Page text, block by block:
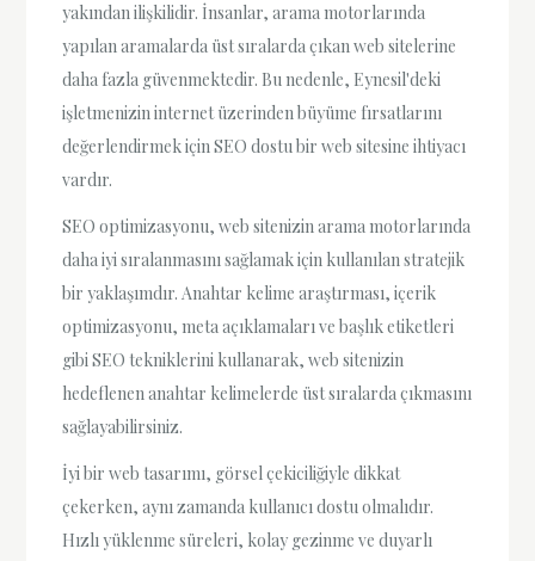
yakından ilişkilidir. İnsanlar, arama motorlarında
yapılan aramalarda üst sıralarda çıkan web sitelerine
daha fazla güvenmektedir. Bu nedenle, Eynesil'deki
işletmenizin internet üzerinden büyüme fırsatlarını
değerlendirmek için SEO dostu bir web sitesine ihtiyacı
vardır.
SEO optimizasyonu, web sitenizin arama motorlarında
daha iyi sıralanmasını sağlamak için kullanılan stratejik
bir yaklaşımdır. Anahtar kelime araştırması, içerik
optimizasyonu, meta açıklamaları ve başlık etiketleri
gibi SEO tekniklerini kullanarak, web sitenizin
hedeflenen anahtar kelimelerde üst sıralarda çıkmasını
sağlayabilirsiniz.
İyi bir web tasarımı, görsel çekiciliğiyle dikkat
çekerken, aynı zamanda kullanıcı dostu olmalıdır.
Hızlı yüklenme süreleri, kolay gezinme ve duyarlı